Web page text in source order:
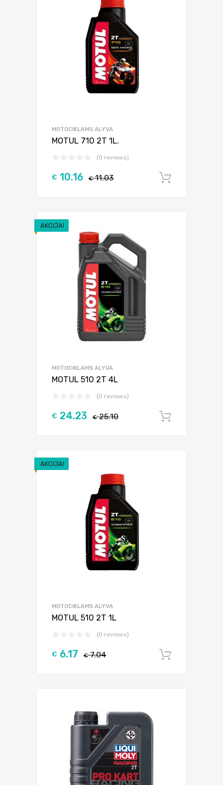
MOTOCIKLAMS ALYVA
MOTUL 710 2T 1L.
(0 reviews)
€11.03
€ 10.16
AKCIJA!
MOTOCIKLAMS ALYVA
MOTUL 510 2T 4L
(0 reviews)
€25.10
€ 24.23
AKCIJA!
MOTOCIKLAMS ALYVA
MOTUL 510 2T 1L
(0 reviews)
€7.04
€ 6.17